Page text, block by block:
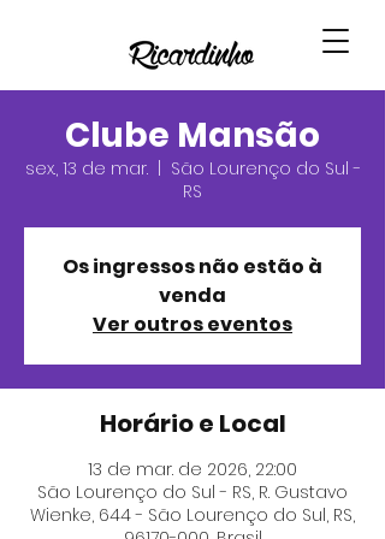
Clube Mansão
sex., 13 de mar.
  |
São Lourenço do Sul -
RS
Os ingressos não estão à
venda
Ver outros eventos
Horário e Local
13 de mar. de 2026, 22:00
São Lourenço do Sul - RS, R. Gustavo
Wienke, 644 - São Lourenço do Sul, RS,